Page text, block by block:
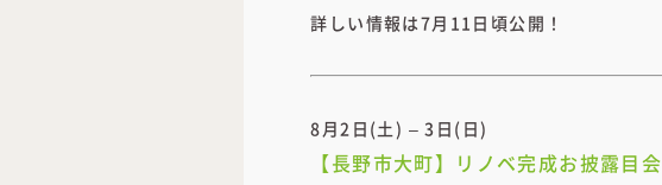
詳しい情報は7月11日頃公開！
8月2日(土) – 3日(日)
【長野市大町】リノベ完成お披露目会